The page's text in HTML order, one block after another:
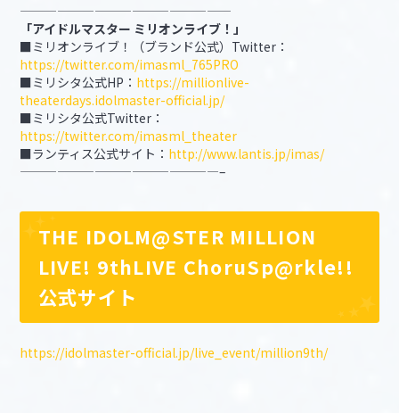
—————————————————
「アイドルマスター ミリオンライブ！」
■ミリオンライブ！（ブランド公式）Twitter：
https://twitter.com/imasml_765PRO
■ミリシタ公式HP： https://millionlive-
theaterdays.idolmaster-official.jp/
■ミリシタ公式Twitter：
https://twitter.com/imasml_theater
■ランティス公式サイト： http://www.lantis.jp/imas/
————————————————–
THE IDOLM@STER MILLION
LIVE! 9thLIVE ChoruSp@rkle!!
公式サイト
https://idolmaster-official.jp/live_event/million9th/